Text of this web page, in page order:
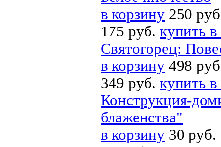
в корзину 250
175 руб. купить
Святогорец:
в корзину 498
349 руб. купить
Конструкция-
блаженства"
в корзину 30 руб.